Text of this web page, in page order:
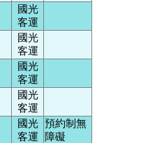
國光
客運
國光
客運
國光
客運
國光
客運
國光
客運
預約制無
障礙